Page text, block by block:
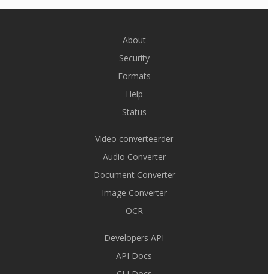
About
Security
Formats
Help
Status
Video converteerder
Audio Converter
Document Converter
Image Converter
OCR
Developers API
API Docs